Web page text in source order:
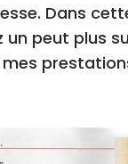
Dans
un peut plus